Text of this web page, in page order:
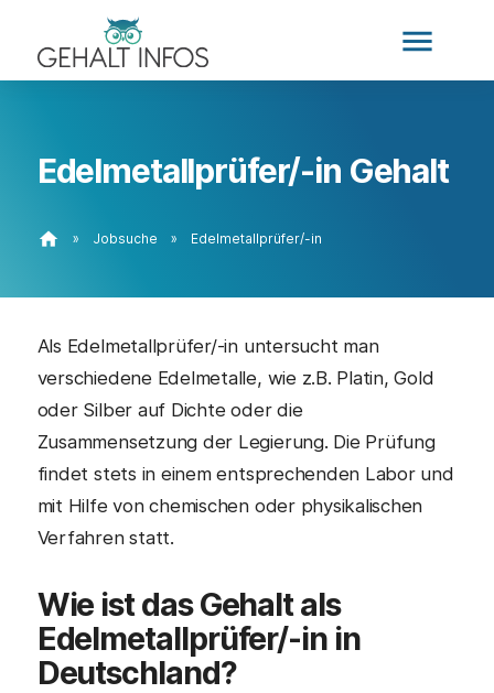
menu
Edelmetallprüfer/-in Gehalt
home » Jobsuche » Edelmetallprüfer/-in
Als Edelmetallprüfer/-in untersucht man
verschiedene Edelmetalle, wie z.B. Platin, Gold
oder Silber auf Dichte oder die
Zusammensetzung der Legierung. Die Prüfung
findet stets in einem entsprechenden Labor und
mit Hilfe von chemischen oder physikalischen
Verfahren statt.
Wie ist das Gehalt als
Edelmetallprüfer/-in in
Deutschland?